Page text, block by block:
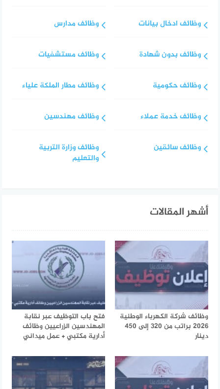
وظائف ادخال بيانات
وظائف بدون شهادة
وظائف حكومية
وظائف خدمة عملاء
وظائف سائقين
وظائف مدارس
وظائف مستشفيات
وظائف مطار الملكة علياء
وظائف مهندسين
وظائف وزارة التربية
والتعليم
أشهر المقالات
وظائف شركة الكهرباء الوطنية
2026 براتب من 320 إلى 450
دينار
فتح باب التوظيف عبر نقابة
المهندسين الزراعيين وظائف
أدارية مكتبي + عمل ميداني